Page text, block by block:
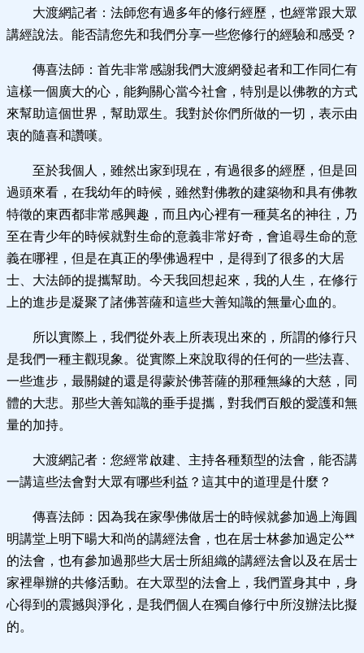
大渡網記者：法師您有過多年的修行經歷，也經常跟大眾
講經說法。能否請您先和我們分享一些您修行的經驗和感受？
傳喜法師：首先非常感謝我們大渡網發起者和工作同仁有
這樣一個廣大的心，能夠關心當今社會，特別是以佛教的方式
來幫助這個世界，幫助眾生。我對於你們所做的一切，表示由
衷的隨喜和讚嘆。
至於我個人，雖然出家到現在，有過很多的經歷，但是回
過頭來看，在我幼年的時候，雖然對佛教的建築物和具有佛教
特徵的東西都非常感興趣，而且內心裡有一種莫名的神往，乃
至在青少年的時候就對生命的意義非常好奇，會追尋生命的意
義在哪裡，但是在真正的學佛過程中，是得到了很多的大居
士、大法師的提攜幫助。今天我回想起來，我的人生，在修行
上的進步是凝聚了諸佛菩薩和這些大善知識的無量心血的。
所以實際上，我們從外表上所表現出來的，所謂的修行只
是我們一種主觀現象。從實際上來說取得的任何的一些法喜、
一些進步，最關鍵的還是得蒙於佛菩薩的那種無緣的大慈，同
體的大悲。那些大善知識的垂手提攜，對我們百般的愛護和無
量的加持。
大渡網記者：您經常啟建、主持各種類型的法會，能否講
一講這些法會對大眾有哪些利益？這其中的道理是什麼？
傳喜法師：因為我在家學佛做居士的時候就參加過上海圓
明講堂上明下暘大和尚的講經法會，也在居士林參加過定公**
的法會，也有參加過那些大居士所組織的講經法會以及在居士
家裡舉辦的共修活動。在大眾型的法會上，我們置身其中，身
心得到的震撼與淨化，是我們個人在獨自修行中所沒辦法比擬
的。